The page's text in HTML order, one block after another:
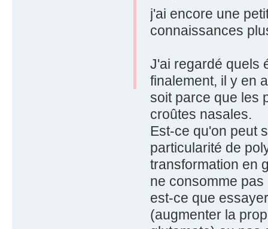
j'ai encore une
connaissances
J'ai regardé quels
finalement, il y en
soit parce que les
croûtes nasales.
Est-ce qu'on peut
particularité de
transformation en
ne consomme
est-ce que
(augmenter la